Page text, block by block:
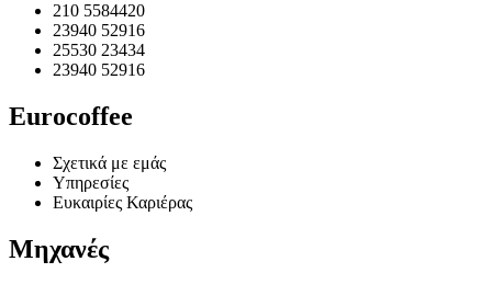
210 5584420
23940 52916
25530 23434
23940 52916
Eurocoffee
Σχετικά με εμάς
Υπηρεσίες
Ευκαιρίες Καριέρας
Μηχανές